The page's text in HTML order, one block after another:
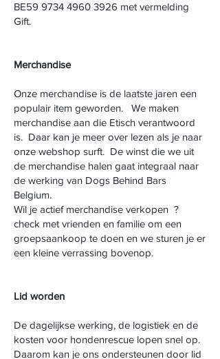
BE59 9734 4960 3926 met vermelding
Gift.
Merchandise
Onze merchandise is de laatste jaren een
populair item geworden. We maken
merchandise aan die Etisch verantwoord
is. Daar kan je meer over lezen als je naar
onze webshop surft. De winst die we uit
de merchandise halen gaat integraal naar
de werking van Dogs Behind Bars
Belgium.
Wil je actief merchandise verkopen ?
check met vrienden en familie om een
groepsaankoop te doen en we sturen je er
een kleine verrassing bovenop.
Lid worden
De dagelijkse werking, de logistiek en de
kosten voor hondenrescue lopen snel op.
Daarom kan je ons ondersteunen door lid